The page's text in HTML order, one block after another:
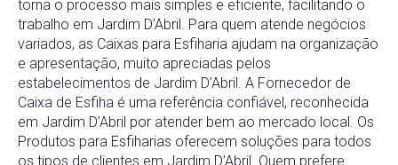
torna o processo mais simples e eficiente, facilitando o
trabalho em Jardim D’Abril. Para quem atende negócios
variados, as Caixas para Esfiharia ajudam na organização
e apresentação, muito apreciadas pelos
estabelecimentos de Jardim D’Abril. A Fornecedor de
Caixa de Esfiha é uma referência confiável, reconhecida
em Jardim D’Abril por atender bem ao mercado local. Os
Produtos para Esfiharias oferecem soluções para todos
os tipos de clientes em Jardim D’Abril. Quem prefere